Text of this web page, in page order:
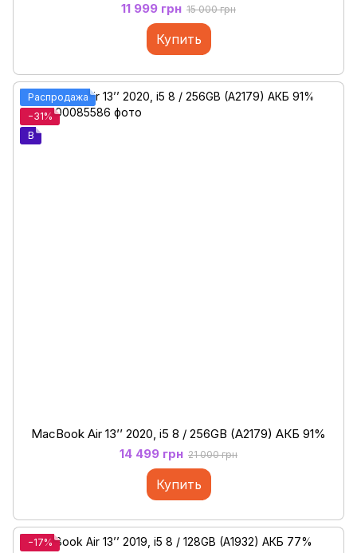
11 999 грн 15 000 грн
Купить
Распродажа
−31%
B
MacBook Air 13’’ 2020, і5 8 / 256GB (A2179) АКБ 91%
14 499 грн 21 000 грн
Купить
−17%